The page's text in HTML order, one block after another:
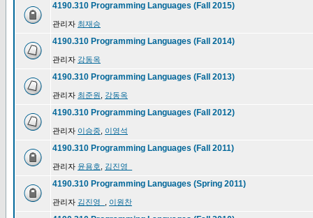
4190.310 Programming Languages (Fall 2015)
관리자 최재승
4190.310 Programming Languages (Fall 2014)
관리자 강동옥
4190.310 Programming Languages (Fall 2013)
관리자 최준원 강동옥
4190.310 Programming Languages (Fall 2012)
관리자 이승중 이영석
4190.310 Programming Languages (Fall 2011)
관리자 윤용호 김진영_
4190.310 Programming Languages (Spring 2011)
관리자 김진영_ 이원찬